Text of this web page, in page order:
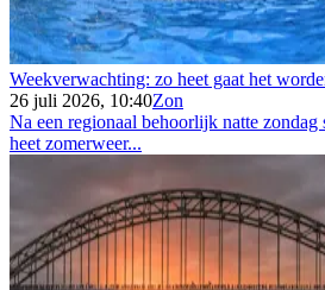
Weekverwachting: zo heet gaat het
26 juli 2026, 10:40Zon
Na een regionaal behoorlijk natte zondag
heet zomerweer...